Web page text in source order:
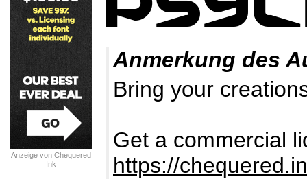
Anzeige von Chequered
Ink
Anmerkung des
Bring your
Get a commercial
https://